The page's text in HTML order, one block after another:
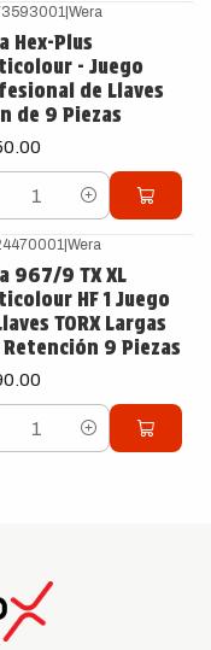
|Wera
Hex-Plus
- Juego
de Llaves
de 9 Piezas
|Wera
967/9 TX XL
HF 1 Juego
TORX Largas
Retención 9 Piezas